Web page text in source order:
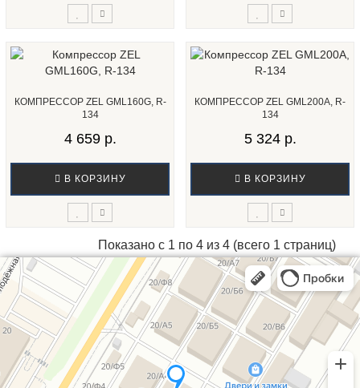
КОМПРЕССОР ZEL GML160G, R-
134
4 659 р.
В КОРЗИНУ
КОМПРЕССОР ZEL GML200A, R-
134
5 324 р.
В КОРЗИНУ
Показано с 1 по 4 из 4 (всего 1 страниц)